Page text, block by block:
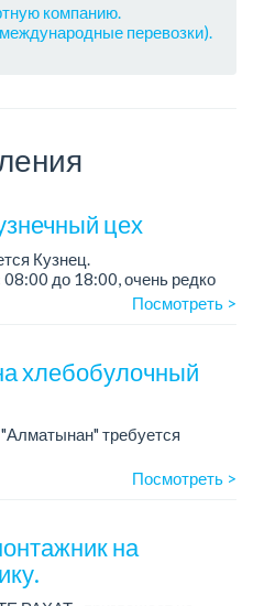
компанию.
перевозки).
цех
Кузнец.
до 18:00, очень редко
Посмотреть >
хлебобулочный
требуется
руки + бесплатный обед.
Посмотреть >
на